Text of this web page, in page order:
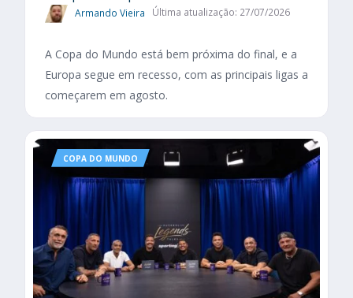
Armando Vieira Última atualização: 27/07/2026
A Copa do Mundo está bem próxima do final, e a
Europa segue em recesso, com as principais ligas a
começarem em agosto.
COPA DO MUNDO